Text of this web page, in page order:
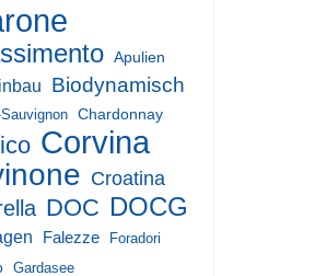
Apulien
Biodynamisch
Chardonnay
Corvina
Croatina
DOC DOCG
Falezze Foradori
Gardasee